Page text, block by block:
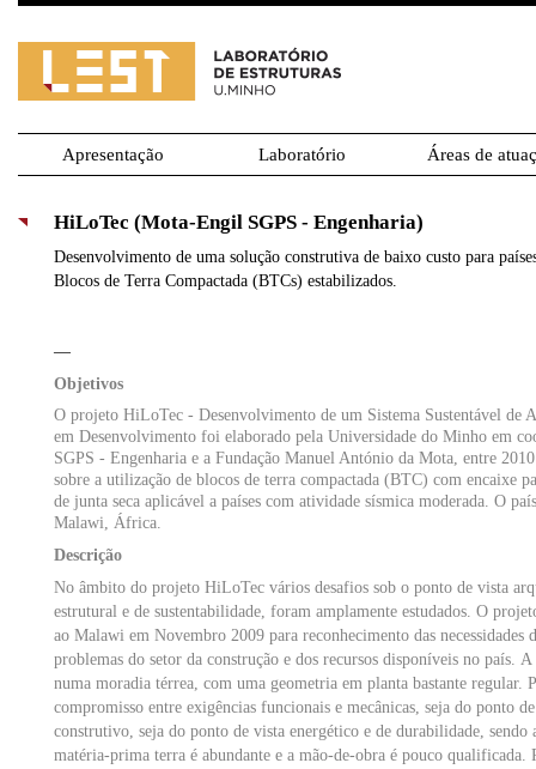
Apresentação Laboratório Áreas de
HiLoTec (Mota-Engil SGPS - Engenharia)
Desenvolvimento de uma solução construtiva de baixo custo para
Blocos de Terra Compactada (BTCs) estabilizados.
—
Objetivos
O projeto HiLoTec - Desenvolvimento de um Sistema Sustentável de
em Desenvolvimento foi elaborado pela Universidade do Minho em
SGPS - Engenharia e a Fundação Manuel António da Mota, entre
sobre a utilização de blocos de terra compactada (BTC) com encaixe
de junta seca aplicável a países com atividade sísmica moderada. O
Malawi, África.
Descrição
No âmbito do projeto HiLoTec vários desafios sob o ponto de vista
estrutural e de sustentabilidade, foram amplamente estudados. O
ao Malawi em Novembro 2009 para reconhecimento das necessidades
problemas do setor da construção e dos recursos disponíveis no país. A
numa moradia térrea, com uma geometria em planta bastante regular.
compromisso entre exigências funcionais e mecânicas, seja do ponto
construtivo, seja do ponto de vista energético e de durabilidade, sendo
matéria-prima terra é abundante e a mão-de-obra é pouco qualificada.